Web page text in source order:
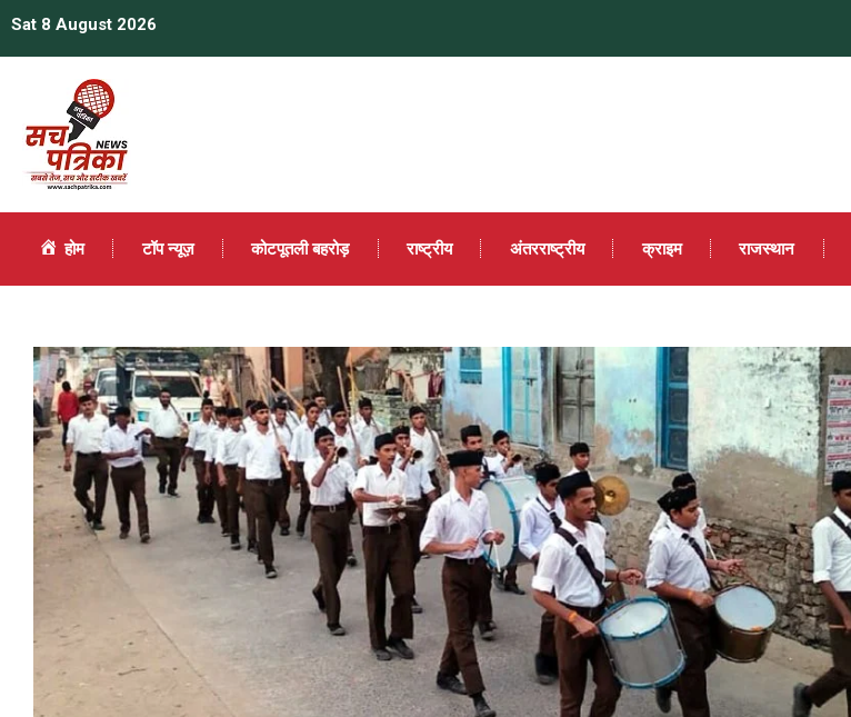
Sat 8 August 2026
होम टॉप न्यूज़ कोटपूतली बहरोड़ राष्ट्रीय अंतरराष्ट्रीय क्राइम राजस्थान